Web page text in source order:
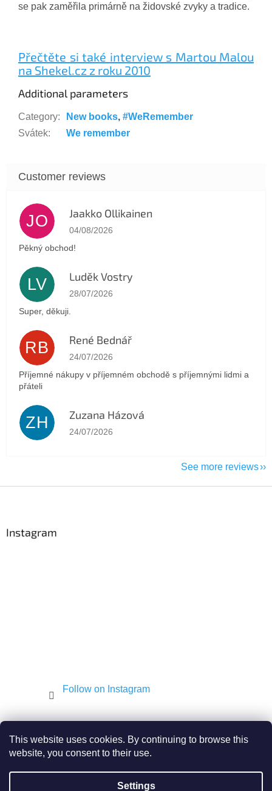
This website uses cookies. By continuing to browse this
website, you consent to their use.
Settings
se pak zaměřila primárně na židovské zvyky a tradice.
Přečtěte si také interview s Martou Malou
na Shekel.cz z roku 2010
Additional parameters
Category: New books, #WeRemember
Svátek: We remember
JO Jaakko Ollikainen
The store rating is 5 out of 5 stars.
04/08/2026
Pěkný obchod!
LV Luděk Vostry
The store rating is 5 out of 5 stars.
28/07/2026
Super, děkuji.
RB René Bednář
The store rating is 5 out of 5 stars.
24/07/2026
Příjemné nákupy v příjemném obchodě s příjemnými lidmi a
přáteli
ZH Zuzana Házová
The store rating is 5 out of 5 stars.
24/07/2026
See more reviews
Instagram
Follow on Instagram
Created by Shoptet